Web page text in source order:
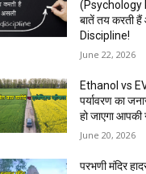
(Psychology
बातें तय करती
Discipline!
June 22, 2026
Ethanol vs
पर्यावरण का
हो जाएगा आपकी
June 20, 2026
परभणी मंदिर